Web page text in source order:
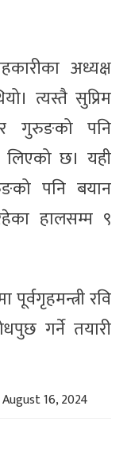
अध्यक्ष
त्यस्तै सुप्रिम
गुरुङको पनि
छ। यही
पनि बयान
हालसम्म ९
रवि
गर्ने तयारी
August 16, 2024